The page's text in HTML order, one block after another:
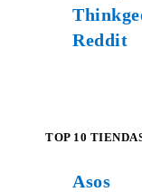
Reddit
TOP 10
Asos